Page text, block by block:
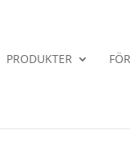
PRODUKTER